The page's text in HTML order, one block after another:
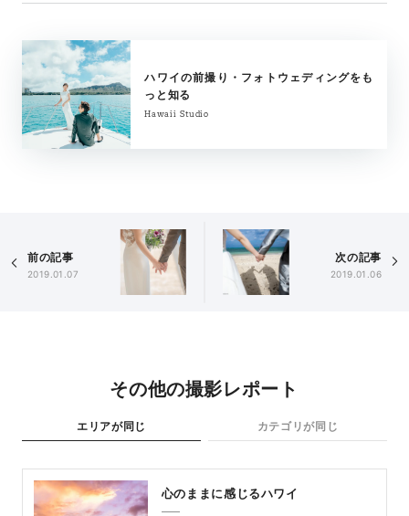
ハワイの前撮り・フォトウェディングをも
っと知る
Hawaii Studio
前の記事
2019.01.07
次の記事
2019.01.06
その他の撮影レポート
エリアが同じ カテゴリが同じ
心のままに感じるハワイ